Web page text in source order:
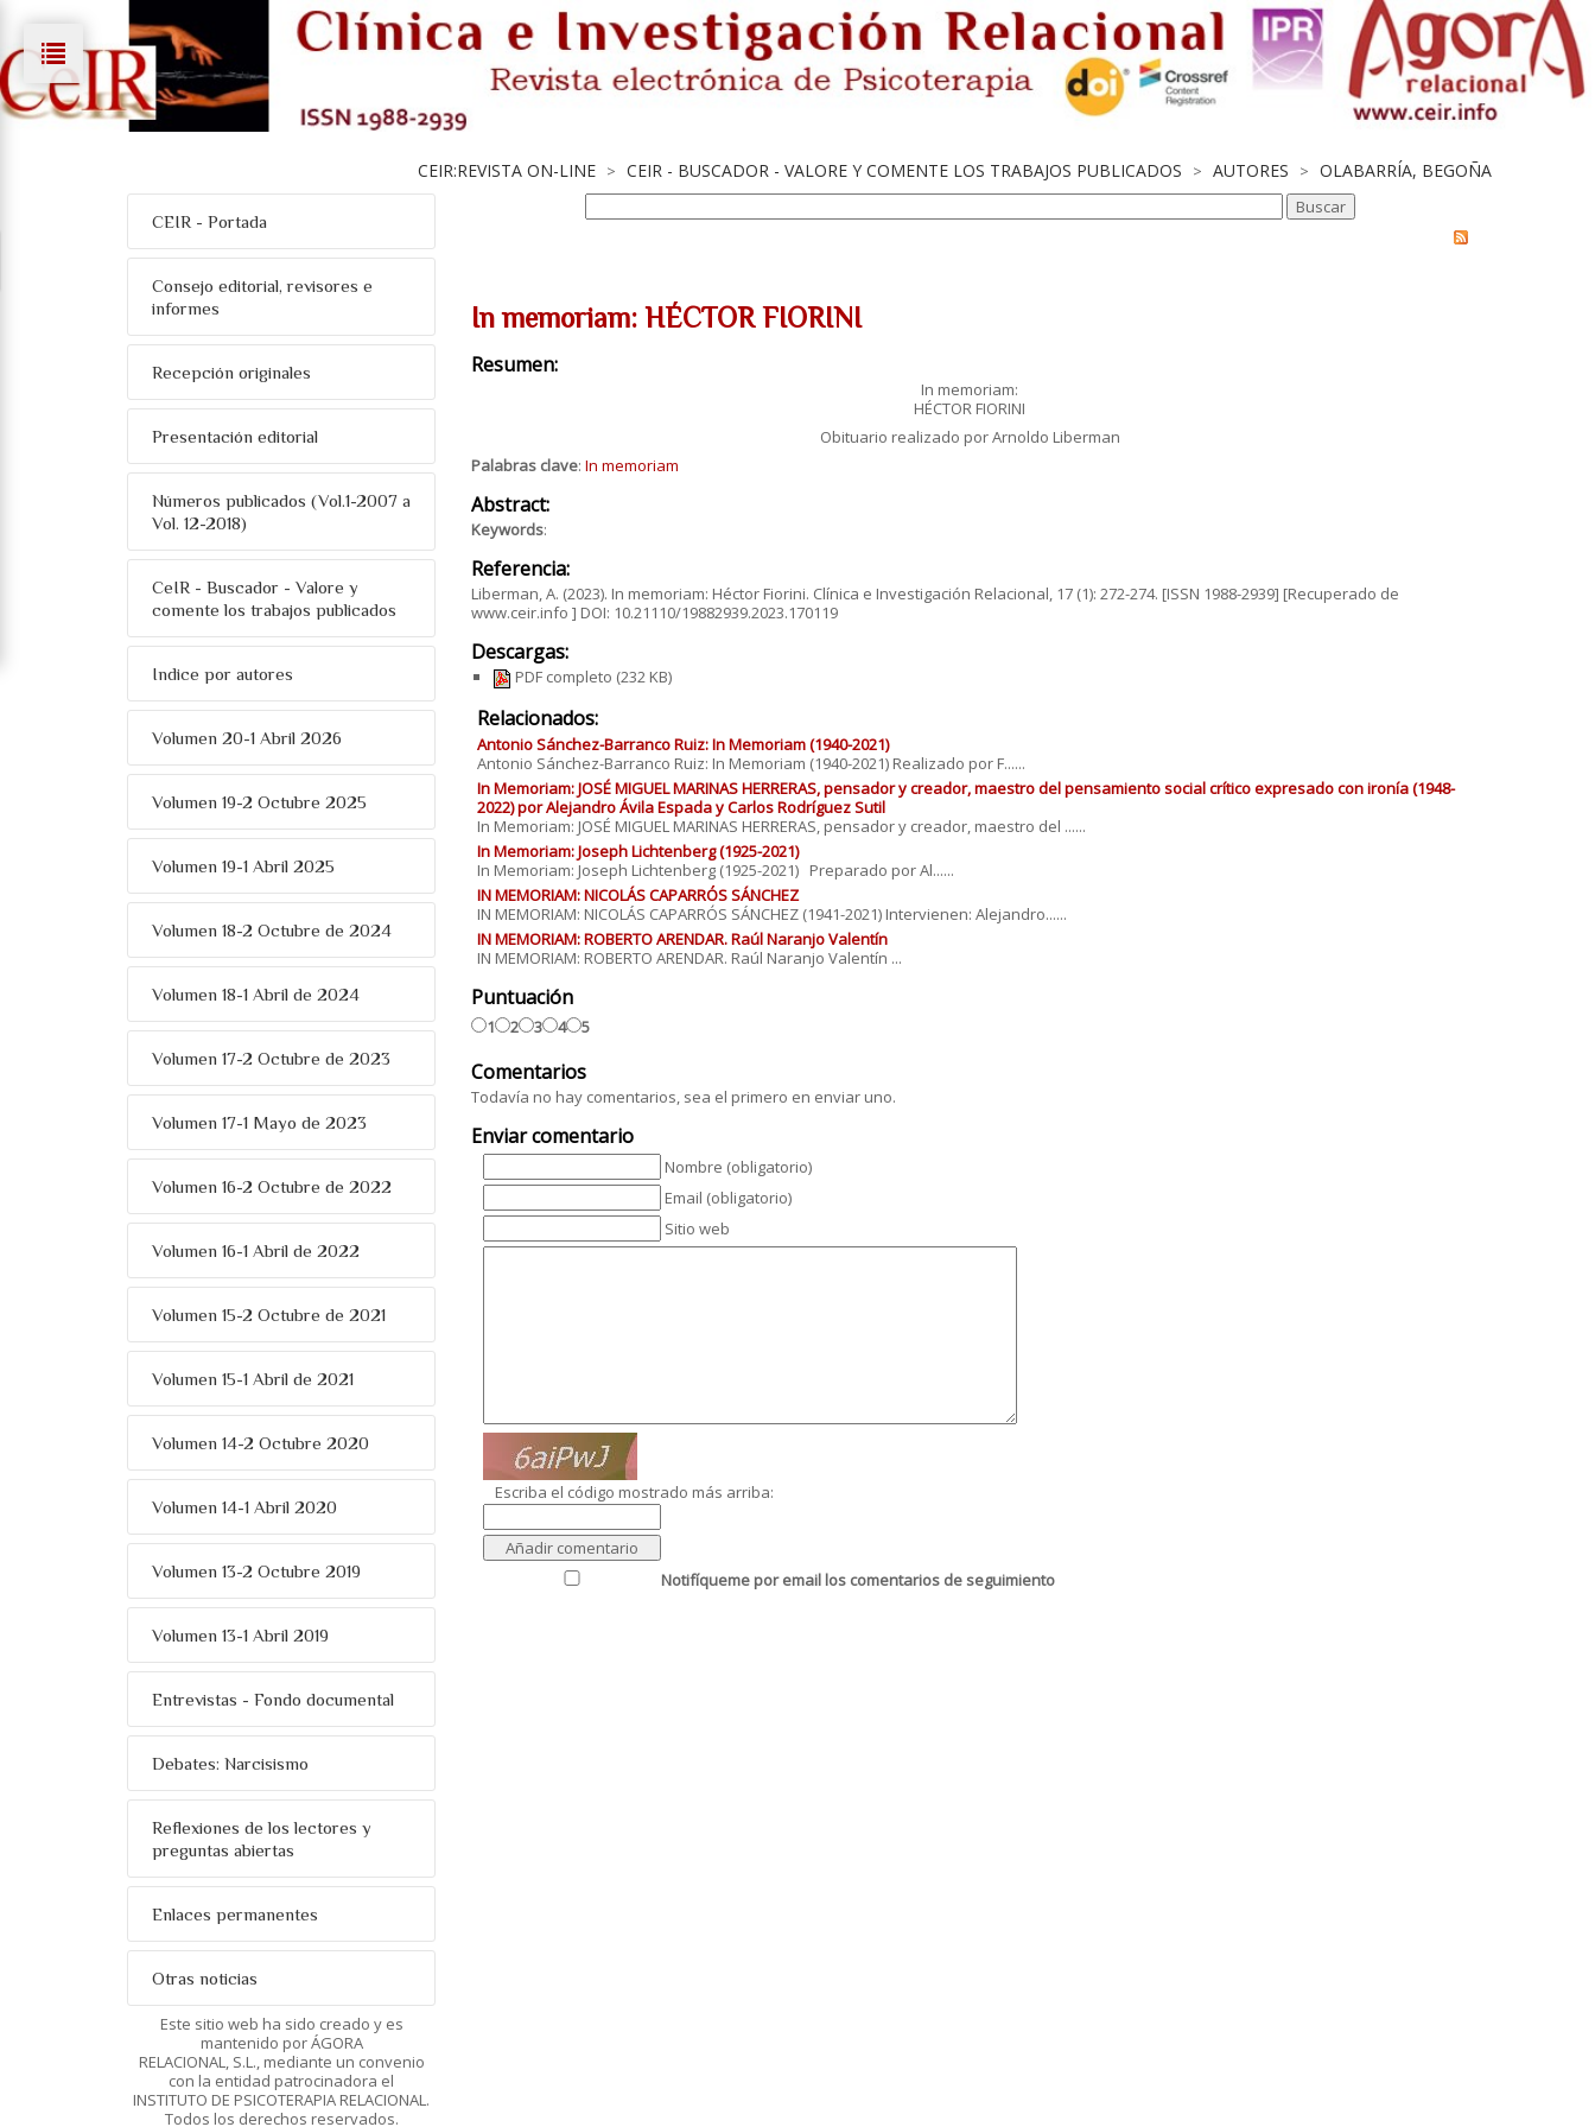
CEIR:REVISTA ON-LINE > CEIR - BUSCADOR - VALORE Y COMENTE LOS TRABAJOS PUBLICADOS > AUTORES > OLABARRÍA, BEGOÑA
CEIR - Portada
Consejo editorial, revisores e
informes
Recepción originales
Presentación editorial
Números publicados (Vol.1-2007 a
Vol. 12-2018)
CeIR - Buscador - Valore y
comente los trabajos publicados
Indice por autores
Volumen 20-1 Abril 2026
Volumen 19-2 Octubre 2025
Volumen 19-1 Abril 2025
Volumen 18-2 Octubre de 2024
Volumen 18-1 Abril de 2024
Volumen 17-2 Octubre de 2023
Volumen 17-1 Mayo de 2023
Volumen 16-2 Octubre de 2022
Volumen 16-1 Abril de 2022
Volumen 15-2 Octubre de 2021
Volumen 15-1 Abril de 2021
Volumen 14-2 Octubre 2020
Volumen 14-1 Abril 2020
Volumen 13-2 Octubre 2019
Volumen 13-1 Abril 2019
Entrevistas - Fondo documental
Debates: Narcisismo
Reflexiones de los lectores y
preguntas abiertas
Enlaces permanentes
Otras noticias
Este sitio web ha sido creado y es
mantenido por ÁGORA
RELACIONAL, S.L., mediante un convenio
con la entidad patrocinadora el
INSTITUTO DE PSICOTERAPIA RELACIONAL.
Todos los derechos reservados.
In memoriam: HÉCTOR FIORINI
Resumen:
In memoriam:
HÉCTOR FIORINI
Obituario realizado por Arnoldo Liberman
Palabras clave: In memoriam
Abstract:
Keywords:
Referencia:
Liberman, A. (2023). In memoriam: Héctor Fiorini. Clínica e Investigación Relacional, 17 (1): 272-274. [ISSN 1988-2939] [Recuperado de
www.ceir.info ] DOI: 10.21110/19882939.2023.170119
Descargas:
PDF completo (232 KB)
Relacionados:
Antonio Sánchez-Barranco Ruiz: In Memoriam (1940-2021)
Antonio Sánchez-Barranco Ruiz: In Memoriam (1940-2021) Realizado por F......
In Memoriam: JOSÉ MIGUEL MARINAS HERRERAS, pensador y creador, maestro del pensamiento social crítico expresado con ironía (1948-
2022) por Alejandro Ávila Espada y Carlos Rodríguez Sutil
In Memoriam: JOSÉ MIGUEL MARINAS HERRERAS, pensador y creador, maestro del ......
In Memoriam: Joseph Lichtenberg (1925-2021)
In Memoriam: Joseph Lichtenberg (1925-2021) Preparado por Al......
IN MEMORIAM: NICOLÁS CAPARRÓS SÁNCHEZ
IN MEMORIAM: NICOLÁS CAPARRÓS SÁNCHEZ (1941-2021) Intervienen: Alejandro......
IN MEMORIAM: ROBERTO ARENDAR. Raúl Naranjo Valentín
IN MEMORIAM: ROBERTO ARENDAR. Raúl Naranjo Valentín ...
Puntuación
1 2 3 4 5
Comentarios
Todavía no hay comentarios, sea el primero en enviar uno.
Enviar comentario
Nombre (obligatorio)
Email (obligatorio)
Sitio web
Escriba el código mostrado más arriba:
Notifíqueme por email los comentarios de seguimiento